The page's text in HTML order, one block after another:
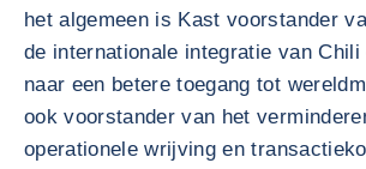
het algemeen is Kast voorstander
de internationale integratie van
naar een betere toegang tot
ook voorstander van het
operationele wrijving en